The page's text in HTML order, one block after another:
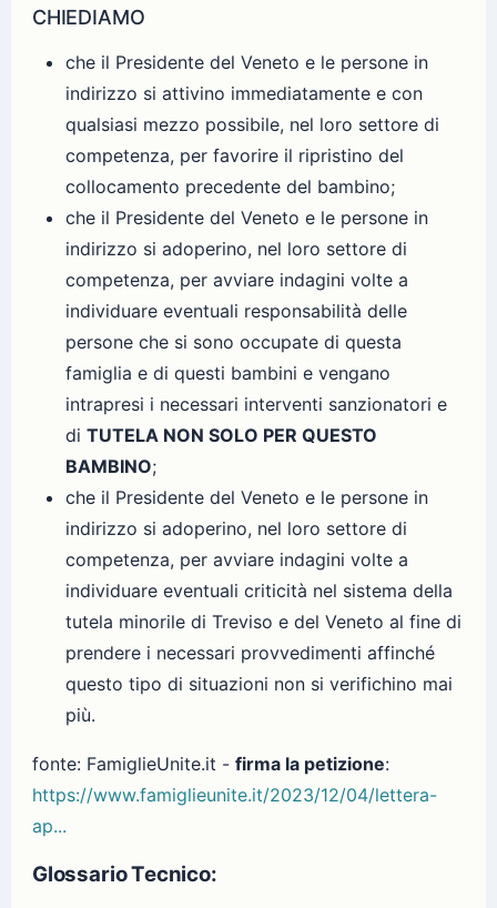
CHIEDIAMO
che il Presidente del Veneto e le persone in
indirizzo si attivino immediatamente e con
qualsiasi mezzo possibile, nel loro settore di
competenza, per favorire il ripristino del
collocamento precedente del bambino;
che il Presidente del Veneto e le persone in
indirizzo si adoperino, nel loro settore di
competenza, per avviare indagini volte a
individuare eventuali responsabilità delle
persone che si sono occupate di questa
famiglia e di questi bambini e vengano
intrapresi i necessari interventi sanzionatori e
di TUTELA NON SOLO PER QUESTO
BAMBINO;
che il Presidente del Veneto e le persone in
indirizzo si adoperino, nel loro settore di
competenza, per avviare indagini volte a
individuare eventuali criticità nel sistema della
tutela minorile di Treviso e del Veneto al fine di
prendere i necessari provvedimenti affinché
questo tipo di situazioni non si verifichino mai
più.
fonte: FamiglieUnite.it - firma la petizione:
https://www.famiglieunite.it/2023/12/04/lettera-
ap...
Glossario Tecnico: